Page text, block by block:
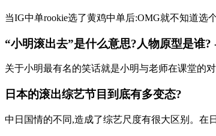
当IG中单rookie选了黄鸡中单后:OMG就不知道选
“小明滚出去”是什么意思?人物原型是谁?
关于小明最有名的笑话就是小明与老师在课堂的
日本的滚出综艺节目到底有多变态?
中日国情的不同,造成了综艺尺度有很大区别。在